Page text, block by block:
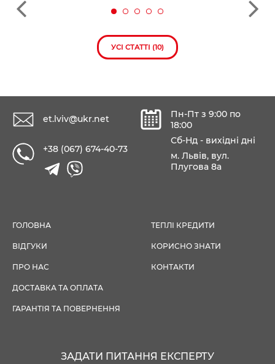
УСІ СТАТТІ (10)
et.lviv@ukr.net
+38 (067) 674-40-73
Пн-Пт з 9:00 по
18:00
Сб-Нд - вихідні дні
м. Львів, вул.
Плугова 8а
ГОЛОВНА
ВІДГУКИ
ПРО НАС
ДОСТАВКА ТА ОПЛАТА
ГАРАНТІЯ ТА ПОВЕРНЕННЯ
ТЕПЛІ КРЕДИТИ
КОРИСНО ЗНАТИ
КОНТАКТИ
ЗАДАТИ ПИТАННЯ ЕКСПЕРТУ